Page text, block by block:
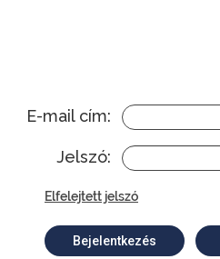
E-mail cím:
Jelszó:
Elfelejtett jelszó
Bejelentkezés